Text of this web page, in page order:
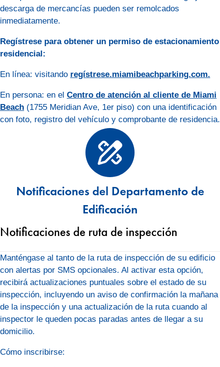
descarga de mercancías pueden ser remolcados
inmediatamente.
Regístrese para obtener un permiso de estacionamiento
residencial:
En línea: visitando regístrese.miamibeachparking.com.
En persona: en el Centro de atención al cliente de Miami
Beach (1755 Meridian Ave, 1er piso) con una identificación
con foto, registro del vehículo y comprobante de residencia.
Notificaciones del Departamento de
Edificación
Notificaciones de ruta de inspección
Manténgase al tanto de la ruta de inspección de su edificio
con alertas por SMS opcionales. Al activar esta opción,
recibirá actualizaciones puntuales sobre el estado de su
inspección, incluyendo un aviso de confirmación la mañana
de la inspección y una actualización de la ruta cuando al
inspector le queden pocas paradas antes de llegar a su
domicilio.
Cómo inscribirse: